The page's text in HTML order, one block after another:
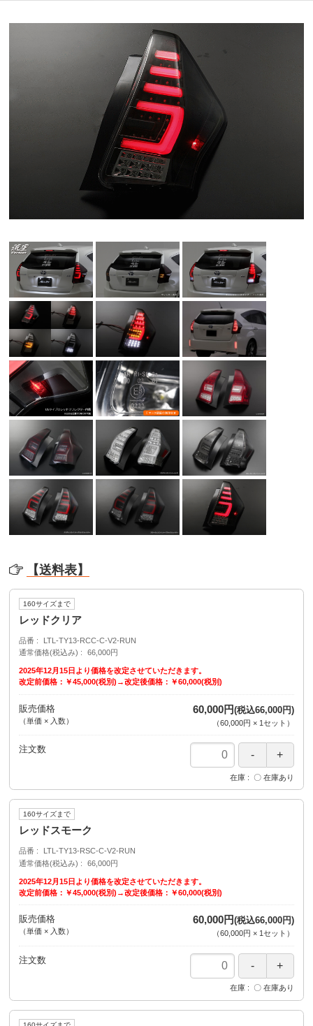
【送料表】
160サイズまで
レッドクリア
品番
LTL-TY13-RCC-C-V2-RUN
通常価格(税込み)
66,000円
2025年12月15日より価格を改定させていただきます。
改定前価格：￥45,000(税別)→改定後価格：￥60,000(税別)
販売価格
（単価 × 入数）
60,000円(税込66,000円)
（60,000円 × 1セット ）
注文数
在庫 〇 在庫あり
160サイズまで
レッドスモーク
品番
LTL-TY13-RSC-C-V2-RUN
通常価格(税込み)
66,000円
2025年12月15日より価格を改定させていただきます。
改定前価格：￥45,000(税別)→改定後価格：￥60,000(税別)
販売価格
（単価 × 入数）
60,000円(税込66,000円)
（60,000円 × 1セット ）
注文数
在庫 〇 在庫あり